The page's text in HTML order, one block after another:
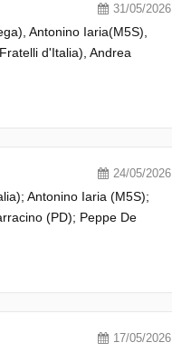
31/05/2026
Antonino Iaria(M5S),
d'Italia), Andrea
24/05/2026
Antonino Iaria (M5S);
(PD); Peppe De
17/05/2026